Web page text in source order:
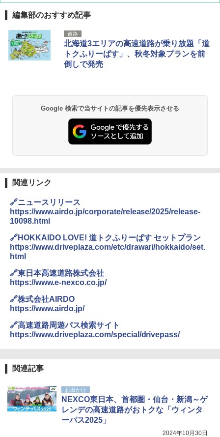
D40 地球の歩き方 チェンマイ タイ北部の魅
力的な町 2026～2027 地球の歩き方D アジア
￥2,079
￥2,479
A26 地球の歩き方 チェコ ポーランド スロヴ
地球の歩き方 スター・ウォーズ
￥2,695
新しい日本地理 地図・統計・移動から読み
解く (講談社現代新書)
￥1,540
[キャンパーズコレクション 山善] ポップアッ
プテント 傘みたいに広げて畳める パッとサ
ッとサンシェード キューブ フルクローズ メ
ッシュ 簡単設置 ワンタッチテント キャンプ
&ハイキング カーキ PATC-150(KH)
PYKES PEAK (パイクスピーク) 着替えテン
ト プライバシー テント 【中が透けない】 1
人用 折りたたみ 防災グッズ 災害用トイレ ビ
ーチ ピクニック ポップアップテント 携帯 簡
易 トイレテント (オリーブ)
テント ワンタッチ RENEW 幅200 2-3人用 43
500002(89147)
[キャンパーズコレクション 山善] 傘みたいに
ーティング フルクローズ メッシュ 3-4人用
簡単設置 ポップアップテント エクルベージ
ュ(BC仕様) PATC-150B(EB)
￥8,991
Coleman(コールマン) ツーリングドーム/LD
X 2人用 3人用 キャンプ アウトドア フェス
BUNDOK(バンドック)ソロ ドーム 1 EX BDK
-08EX カーキ ソロキャンプ ポリエステル フ
レーム テント
￥14,800
GRANDOOR ステンレス保冷剤 2個セット 2
コンパクト 保冷力長持ち
￥2,980
DEWEL パラソル 大型 ビーチ アウトドアパ
￥6,459
USB充電式 高精度 超長距離照射 長時間使用
可能 安全ロック付き 高安全性 金属製耐久 コ
ンパクト多機能設計 持ち運び便利 アウトド
￥1,180
電動エアーポンプ SUP用 20PSI 電動ポンプ
保護 日光可読lcd 7種類ノズル付き
編集部のおすすめ記事
道路
北海道3エリアの高速道路が乗り放題「道
トクふりーぱす」、秋冬対象プランを前
倒しで発売
Google 検索で当サイトの記事を優先表示させる
関連リンク
🔗ニュースリリース
https://www.airdo.jp/corporate/release/2025/release-
10098.html
🔗HOKKAIDO LOVE! 道トクふりーぱす セットプラン
https://www.driveplaza.com/etc/drawari/hokkaido/set.
html
🔗東日本高速道路株式会社
https://www.e-nexco.co.jp/
🔗株式会社AIRDO
https://www.airdo.jp/
🔗高速道路周遊パス検索サイト
https://www.driveplaza.com/special/drivepass/
関連記事
お出かけ
NEXCO東日本、首都圏・仙台・新潟～ゲ
レンデの高速道路がおトクな「ウィンタ
ーパス2025」
2024年10月30日